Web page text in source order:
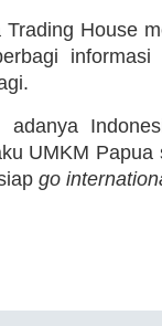
House
adanya
UMKM
go